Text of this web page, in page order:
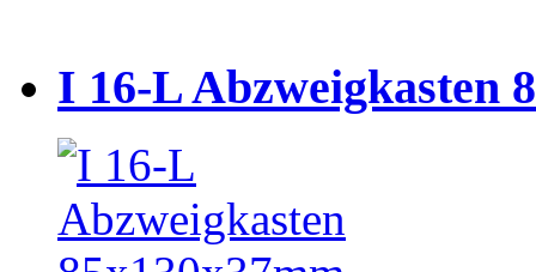
I 16-L Abzweigkasten